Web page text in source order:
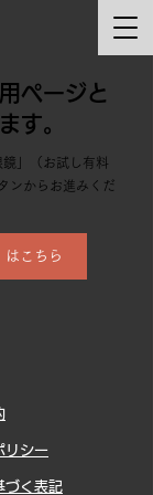
ページと
す。
鏡」（お試し有料
ンからお進みくだ
はこちら
リシー
づく表記